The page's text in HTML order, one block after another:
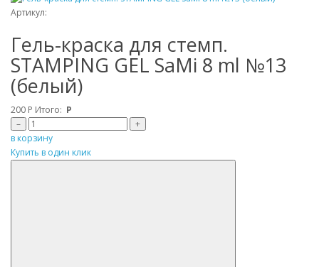
Артикул:
Гель-краска для стемп.
STAMPING GEL SaMi 8 ml №13
(белый)
200 Р Итого: Р
–
+
в корзину
Купить в один клик